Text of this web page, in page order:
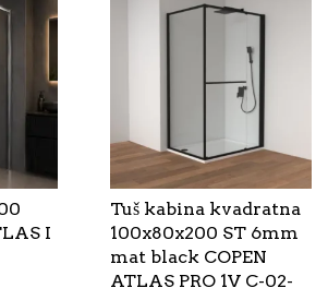
I
Tuš kabina kvadratna
100x80x200 ST 6mm
mat black COPEN
ATLAS PRO 1V C-02-